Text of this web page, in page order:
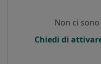
Non ci
Chiedi di